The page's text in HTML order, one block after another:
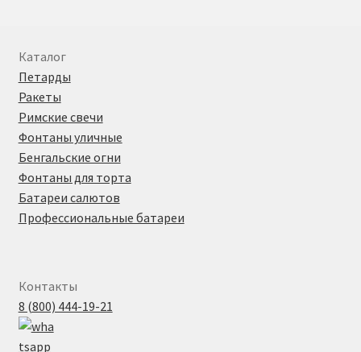
Каталог
Петарды
Ракеты
Римские свечи
Фонтаны уличные
Бенгальские огни
Фонтаны для торта
Батареи салютов
Профессиональные батареи
Контакты
8 (800) 444-19-21